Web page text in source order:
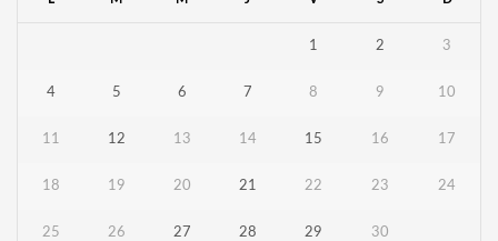
1 2 3
4 5 6 7 8 9 10
11 12 13 14 15 16 17
18 19 20 21 22 23 24
25 26 27 28 29 30